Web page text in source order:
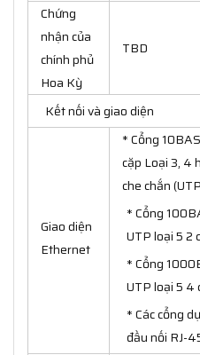
Chứng
nhận của
chính phủ
Hoa Kỳ
TBD
Kết nối và giao diện
Giao diện
Ethernet
* Cổng
cặp Loại 3, 4
che chắn
* Cổng
UTP loại 5 2
* Cổng
UTP loại 5 4
* Các cổng
đầu nối RJ-